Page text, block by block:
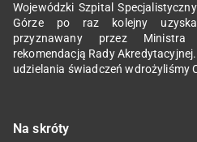
Wojewódzki Szpital
Górze po raz kolejny
przyznawany przez
rekomendacją Rady
udzielania świadczeń wdrożyliśmy
Na skróty